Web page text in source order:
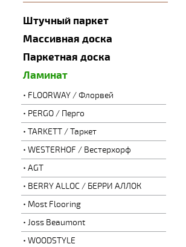
Штучный паркет
Массивная доска
Паркетная доска
Ламинат
FLOORWAY / Флорвей
PERGO / Перго
TARKETT / Таркет
WESTERHOF / Вестерхорф
AGT
BERRY ALLOC / БЕРРИ АЛЛОК
Most Flooring
Joss Beaumont
WOODSTYLE